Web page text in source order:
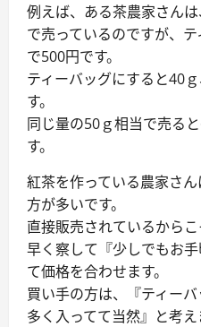
例えば、ある茶農家さんは
で売っているのですが、
で500円です。
ティーバッグにすると40
す。
同じ量の50ｇ相当で売る
す。
紅茶を作っている農家さ
方が多いです。
直接販売されているから
早く察して『少しでもお
て価格を合わせます。
買い手の方は、『ティー
多く入ってて当然』と考え